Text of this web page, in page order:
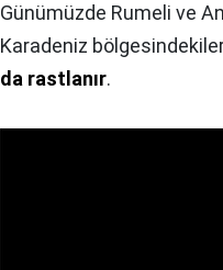
Günümüzde Rumeli ve
Karadeniz
da rastlanır.